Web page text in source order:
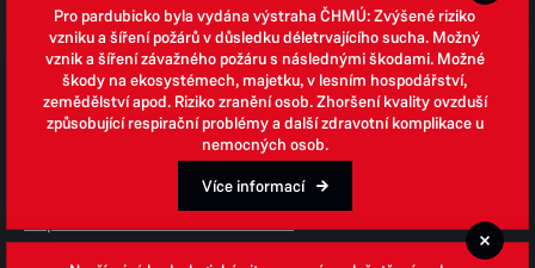
Zpracování osobních údajů
Whistleblowing
Open data
Povinně zveřejňované informace
Prohlášení o přístupnosti
Odpovědi na žádosti o informace
Jednotné environmentální stanovisko
Pro pardubicko byla vydána výstraha ČHMÚ: Zvýšené riziko
vzniku a šíření požárů v důsledku déletrvajícího sucha. Možný
vznik a šíření závažného požáru s následnými škodami. Možné
škody na ekosystémech, majetku, v lesním hospodářství,
zemědělství apod. Riziko zranění osob. Zhoršení kvality ovzduší
způsobující respirační problémy a další zdravotní komplikace u
nemocných osob.
Více informací